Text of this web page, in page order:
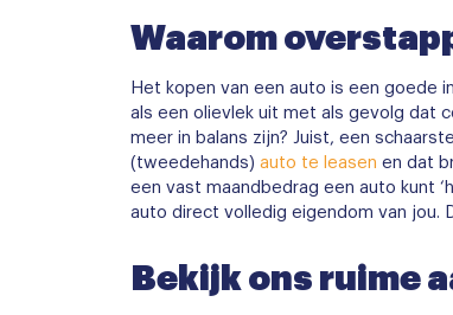
Waarom
Het kopen van een auto is een goede
als een olievlek uit met als gevolg dat
meer in balans zijn? Juist, een
(tweedehands)auto te leasen en dat
een vast maandbedrag een auto kunt
auto direct volledig eigendom van jou.
Bekijk ons ruime